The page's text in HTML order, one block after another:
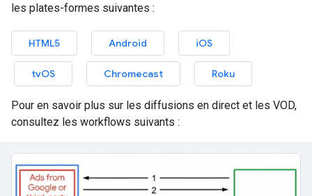
les plates-formes suivantes :
HTML5 Android iOS
tvOS Chromecast Roku
Pour en savoir plus sur les diffusions en direct et les VOD,
consultez les workflows suivants :